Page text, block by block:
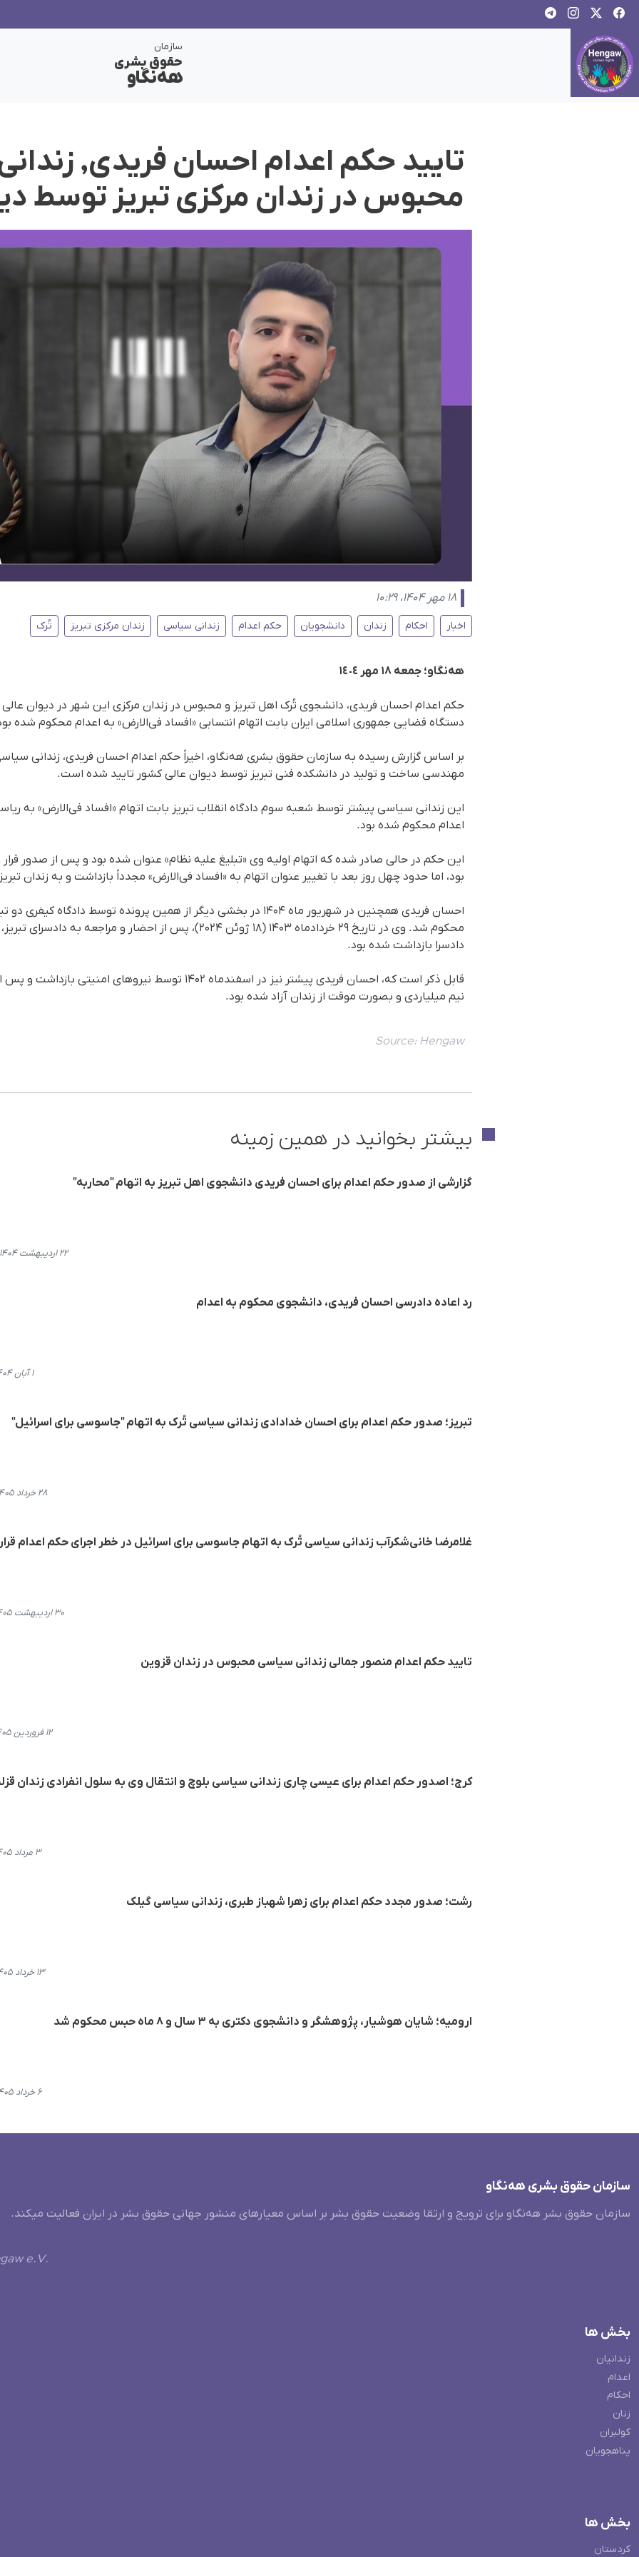
سازمان
حقوق بشری
هەنگاو
تایید حکم اعدام احسان فریدی,
محبوس در زندان مرکزی تبریز توسط
۱۸ مهر ۱۴۰۴، ۱۰:۲۹
اخبار احکام زندان دانشجویان حکم اعدام زندانی سیاسی زندان مرکزی تبریز تُرک
هه‌نگاو؛ جمعە ١٨ مهر ١٤٠٤
حکم اعدام احسان فریدی، دانشجوی تُرک اهل تبریز و محبوس در زندان مرکزی این شهر در دیوان
دستگاه قضایی جمهوری اسلامی ایران بابت اتهام انتسابی «افساد فی‌الارض» به اعدام محکوم شده
مهندسی ساخت و تولید در دانشکده فنی تبریز توسط دیوان عالی کشور تایید شده است.
این زندانی سیاسی پیشتر توسط شعبه سوم دادگاه انقلاب تبریز بابت اتهام «افساد فی‌الارض» به
اعدام محکوم شده بود.
این حکم در حالی صادر شده که اتهام اولیه وی «تبلیغ علیه نظام» عنوان شده بود و پس از صدور
بود، اما حدود چهل روز بعد با تغییر عنوان اتهام به «افساد فی‌الارض» مجدداً بازداشت و به زندان
دادسرا بازداشت شده بود.
نیم میلیاردی و بصورت موقت از زندان آزاد شده بود.
Source: Hengaw
بیشتر بخوانید در همین زمینه
گزارشی از صدور حکم اعدام برای احسان فریدی دانشجوی اهل تبریز به اتهام "محاربه"
۲۲ اردیبهشت ۱۴۰۴، ۲۲:۳۴
رد اعاده دادرسی احسان فریدی، دانشجوی محکوم به اعدام
۱ آبان ۱۴۰۴، ۱۶:۰۹
تبریز؛ صدور حکم اعدام برای احسان خدادادی زندانی سیاسی تُرک به اتهام "جاسوسی برای اسرائیل"
۲۸ خرداد ۱۴۰۵، ۱۹:۴۳
غلامرضا خانی‌شکرآب زندانی سیاسی تُرک به اتهام جاسوسی برای اسرائیل در خطر اجرای حکم اعدام
۳۰ اردیبهشت ۱۴۰۵، ۲۱:۰۲
تایید حکم اعدام منصور جمالی زندانی سیاسی محبوس در زندان قزوین
۱۲ فروردین ۱۴۰۵، ۲۱:۴۱
کرج؛ اصدور حکم اعدام برای عیسی چاری زندانی سیاسی بلوچ و انتقال وی به سلول انفرادی زندان
۳ مرداد ۱۴۰۵، ۱۴:۱۷
رشت؛ صدور مجدد حکم اعدام برای زهرا شهباز طبری، زندانی سیاسی گیلک
۱۳ خرداد ۱۴۰۵، ۱۱:۳۳
ارومیه؛ شایان هوشیار، پژوهشگر و دانشجوی دکتری به ۳ سال و ۸ ماه حبس محکوم شد
۶ خرداد ۱۴۰۵، ۱۹:۵۶
سازمان حقوق بشری هەنگاو
سازمان حقوق بشر هه‌نگاو برای ترویج و ارتقا وضعیت حقوق بشر بر اساس معیارهای منشور جهانی حقوق بشر در ایران فعالیت میکند.
e.V.
بخش ها
زندانیان
اعدام
احکام
زنان
کولبران
پناهجویان
بخش ها
کردستان